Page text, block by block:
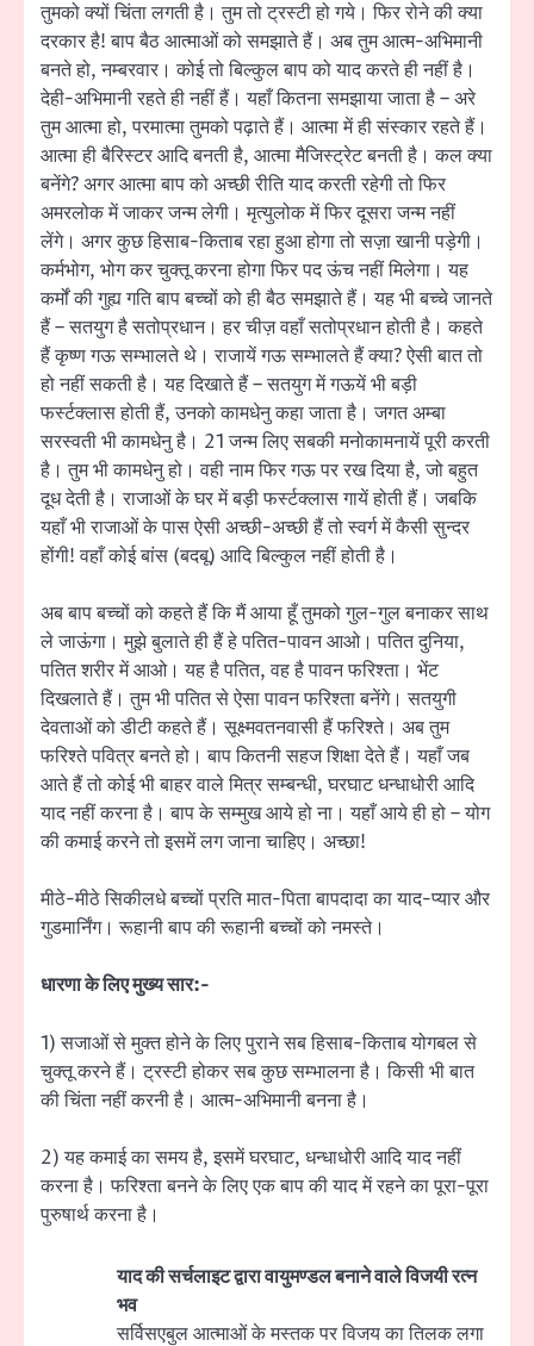
तुमको क्यों चिंता लगती है। तुम तो ट्रस्टी हो गये। फिर रोने की क्या
दरकार है! बाप बैठ आत्माओं को समझाते हैं। अब तुम आत्म-अभिमानी
बनते हो, नम्बरवार। कोई तो बिल्कुल बाप को याद करते ही नहीं है।
देही-अभिमानी रहते ही नहीं हैं। यहाँ कितना समझाया जाता है – अरे
तुम आत्मा हो, परमात्मा तुमको पढ़ाते हैं। आत्मा में ही संस्कार रहते हैं।
आत्मा ही बैरिस्टर आदि बनती है, आत्मा मैजिस्ट्रेट बनती है। कल क्या
बनेंगे? अगर आत्मा बाप को अच्छी रीति याद करती रहेगी तो फिर
अमरलोक में जाकर जन्म लेगी। मृत्युलोक में फिर दूसरा जन्म नहीं
लेंगे। अगर कुछ हिसाब-किताब रहा हुआ होगा तो सज़ा खानी पड़ेगी।
कर्मभोग, भोग कर चुक्तू करना होगा फिर पद ऊंच नहीं मिलेगा। यह
कर्मों की गुह्य गति बाप बच्चों को ही बैठ समझाते हैं। यह भी बच्चे जानते
हैं – सतयुग है सतोप्रधान। हर चीज़ वहाँ सतोप्रधान होती है। कहते
हैं कृष्ण गऊ सम्भालते थे। राजायें गऊ सम्भालते हैं क्या? ऐसी बात तो
हो नहीं सकती है। यह दिखाते हैं – सतयुग में गऊयें भी बड़ी
फर्स्टक्लास होती हैं, उनको कामधेनु कहा जाता है। जगत अम्बा
सरस्वती भी कामधेनु है। 21 जन्म लिए सबकी मनोकामनायें पूरी करती
है। तुम भी कामधेनु हो। वही नाम फिर गऊ पर रख दिया है, जो बहुत
दूध देती है। राजाओं के घर में बड़ी फर्स्टक्लास गायें होती हैं। जबकि
यहाँ भी राजाओं के पास ऐसी अच्छी-अच्छी हैं तो स्वर्ग में कैसी सुन्दर
होंगी! वहाँ कोई बांस (बदबू) आदि बिल्कुल नहीं होती है।
अब बाप बच्चों को कहते हैं कि मैं आया हूँ तुमको गुल-गुल बनाकर साथ
ले जाऊंगा। मुझे बुलाते ही हैं हे पतित-पावन आओ। पतित दुनिया,
पतित शरीर में आओ। यह है पतित, वह है पावन फरिश्ता। भेंट
दिखलाते हैं। तुम भी पतित से ऐसा पावन फरिश्ता बनेंगे। सतयुगी
देवताओं को डीटी कहते हैं। सूक्ष्मवतनवासी हैं फरिश्ते। अब तुम
फरिश्ते पवित्र बनते हो। बाप कितनी सहज शिक्षा देते हैं। यहाँ जब
आते हैं तो कोई भी बाहर वाले मित्र सम्बन्धी, घरघाट धन्धाधोरी आदि
याद नहीं करना है। बाप के सम्मुख आये हो ना। यहाँ आये ही हो – योग
की कमाई करने तो इसमें लग जाना चाहिए। अच्छा!
मीठे-मीठे सिकीलधे बच्चों प्रति मात-पिता बापदादा का याद-प्यार और
गुडमार्निंग। रूहानी बाप की रूहानी बच्चों को नमस्ते।
धारणा के लिए मुख्य सार:-
1) सजाओं से मुक्त होने के लिए पुराने सब हिसाब-किताब योगबल से
चुक्तू करने हैं। ट्रस्टी होकर सब कुछ सम्भालना है। किसी भी बात
की चिंता नहीं करनी है। आत्म-अभिमानी बनना है।
2) यह कमाई का समय है, इसमें घरघाट, धन्धाधोरी आदि याद नहीं
करना है। फरिश्ता बनने के लिए एक बाप की याद में रहने का पूरा-पूरा
पुरुषार्थ करना है।
याद की सर्चलाइट द्वारा वायुमण्डल बनाने वाले विजयी रत्न
भव
सर्विसएबुल आत्माओं के मस्तक पर विजय का तिलक लगा